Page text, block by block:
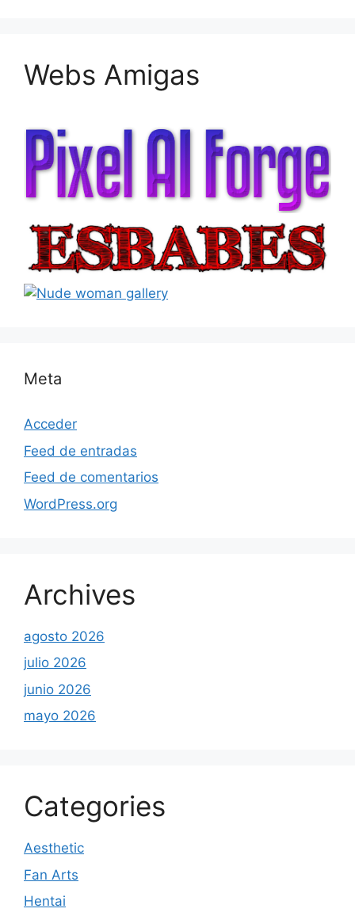
Webs Amigas
Meta
Acceder
Feed de entradas
Feed de comentarios
WordPress.org
Archives
agosto 2026
julio 2026
junio 2026
mayo 2026
Categories
Aesthetic
Fan Arts
Hentai